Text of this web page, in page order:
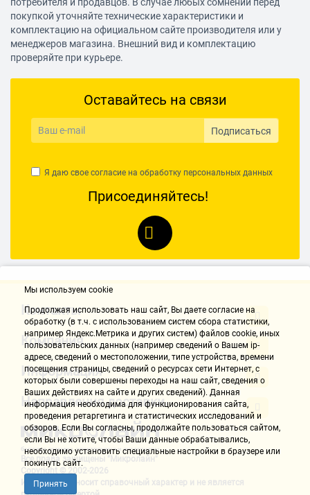
покупкой уточняйте технические характеристики и
комплектацию на официальном сайте производителя или у
менеджеров магазина. Внешний вид и комплектацию
проверяйте при курьере.
Оставайтесь на связи
Подписаться
Я даю свое согласие на обработку персональных данных
Присоединяйтесь!
Контакты
Компания
Информация
Направления доставки
Все права защищены "Микролайн"
Copyright © 2002-2026
Информация носит справочный характер и не является
Мы используем cookie
Продолжая использовать наш cайт, Вы даете согласие на
обработку (в т.ч. с использованием систем сбора статистики,
например Яндекс.Метрика и других систем) файлов cookie, иных
пользовательских данных (например сведений о Вашем ip-
адресе, сведений о местоположении, типе устройства, времени
посещения страницы, сведений о ресурсах сети Интернет, с
которых были совершены переходы на наш сайт, сведения о
Ваших действиях на сайте и других сведений). Данная
информация необходима для функционирования сайта,
проведения ретаргетинга и статистических исследований и
обзоров. Если Вы согласны, продолжайте пользоваться сайтом,
если Вы не хотите, чтобы Ваши данные обрабатывались,
необходимо установить специальные настройки в браузере или
покинуть сайт.
Принять